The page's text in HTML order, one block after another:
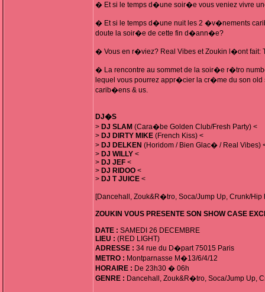
� Et si le temps d�une soir�e vous veniez vivre
� Et si le temps d�une nuit les 2 �v�nements
doute la soir�e de cette fin d�ann�e?
� Vous en r�viez? Real Vibes et Zoukin l�ont fait:
� La rencontre au sommet de la soir�e r�tro
lequel vous pourrez appr�cier la cr�me du son
carib�ens & us.
DJ�S
> DJ SLAM (Cara�be Golden Club/Fresh Party) <
> DJ DIRTY MIKE (French Kiss) <
> DJ DELKEN (Horidom / Bien Glac� / Real Vibes)
> DJ WILLY <
> DJ JEF <
> DJ RIDOO <
> DJ T JUICE <
[Dancehall, Zouk&R�tro, Soca/Jump Up, Crunk/
ZOUKIN VOUS PRESENTE SON SHOW CASE
DATE : SAMEDI 26 DECEMBRE
LIEU : (RED LIGHT)
ADRESSE : 34 rue du D�part 75015 Paris
METRO : Montparnasse M�13/6/4/12
HORAIRE : De 23h30 � 06h
GENRE : Dancehall, Zouk&R�tro, Soca/Jump